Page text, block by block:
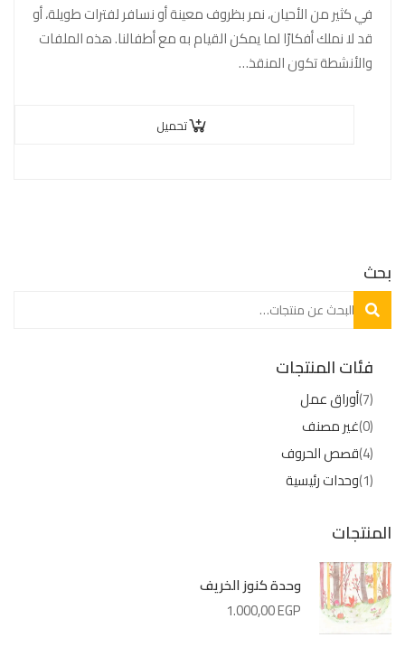
في كثير من الأحيان، نمر بظروف معينة أو نسافر لفترات طويلة، أو
قد لا نملك أفكارًا لما يمكن القيام به مع أطفالنا. هذه الملفات
والأنشطة تكون المنقذ…
تحميل
بحث
بحث
فئات المنتجات
أوراق عمل (7)
غير مصنف (0)
قصص الحروف (4)
وحدات رئيسية (1)
المنتجات
وحدة كنوز الخريف
1.000,00EGP